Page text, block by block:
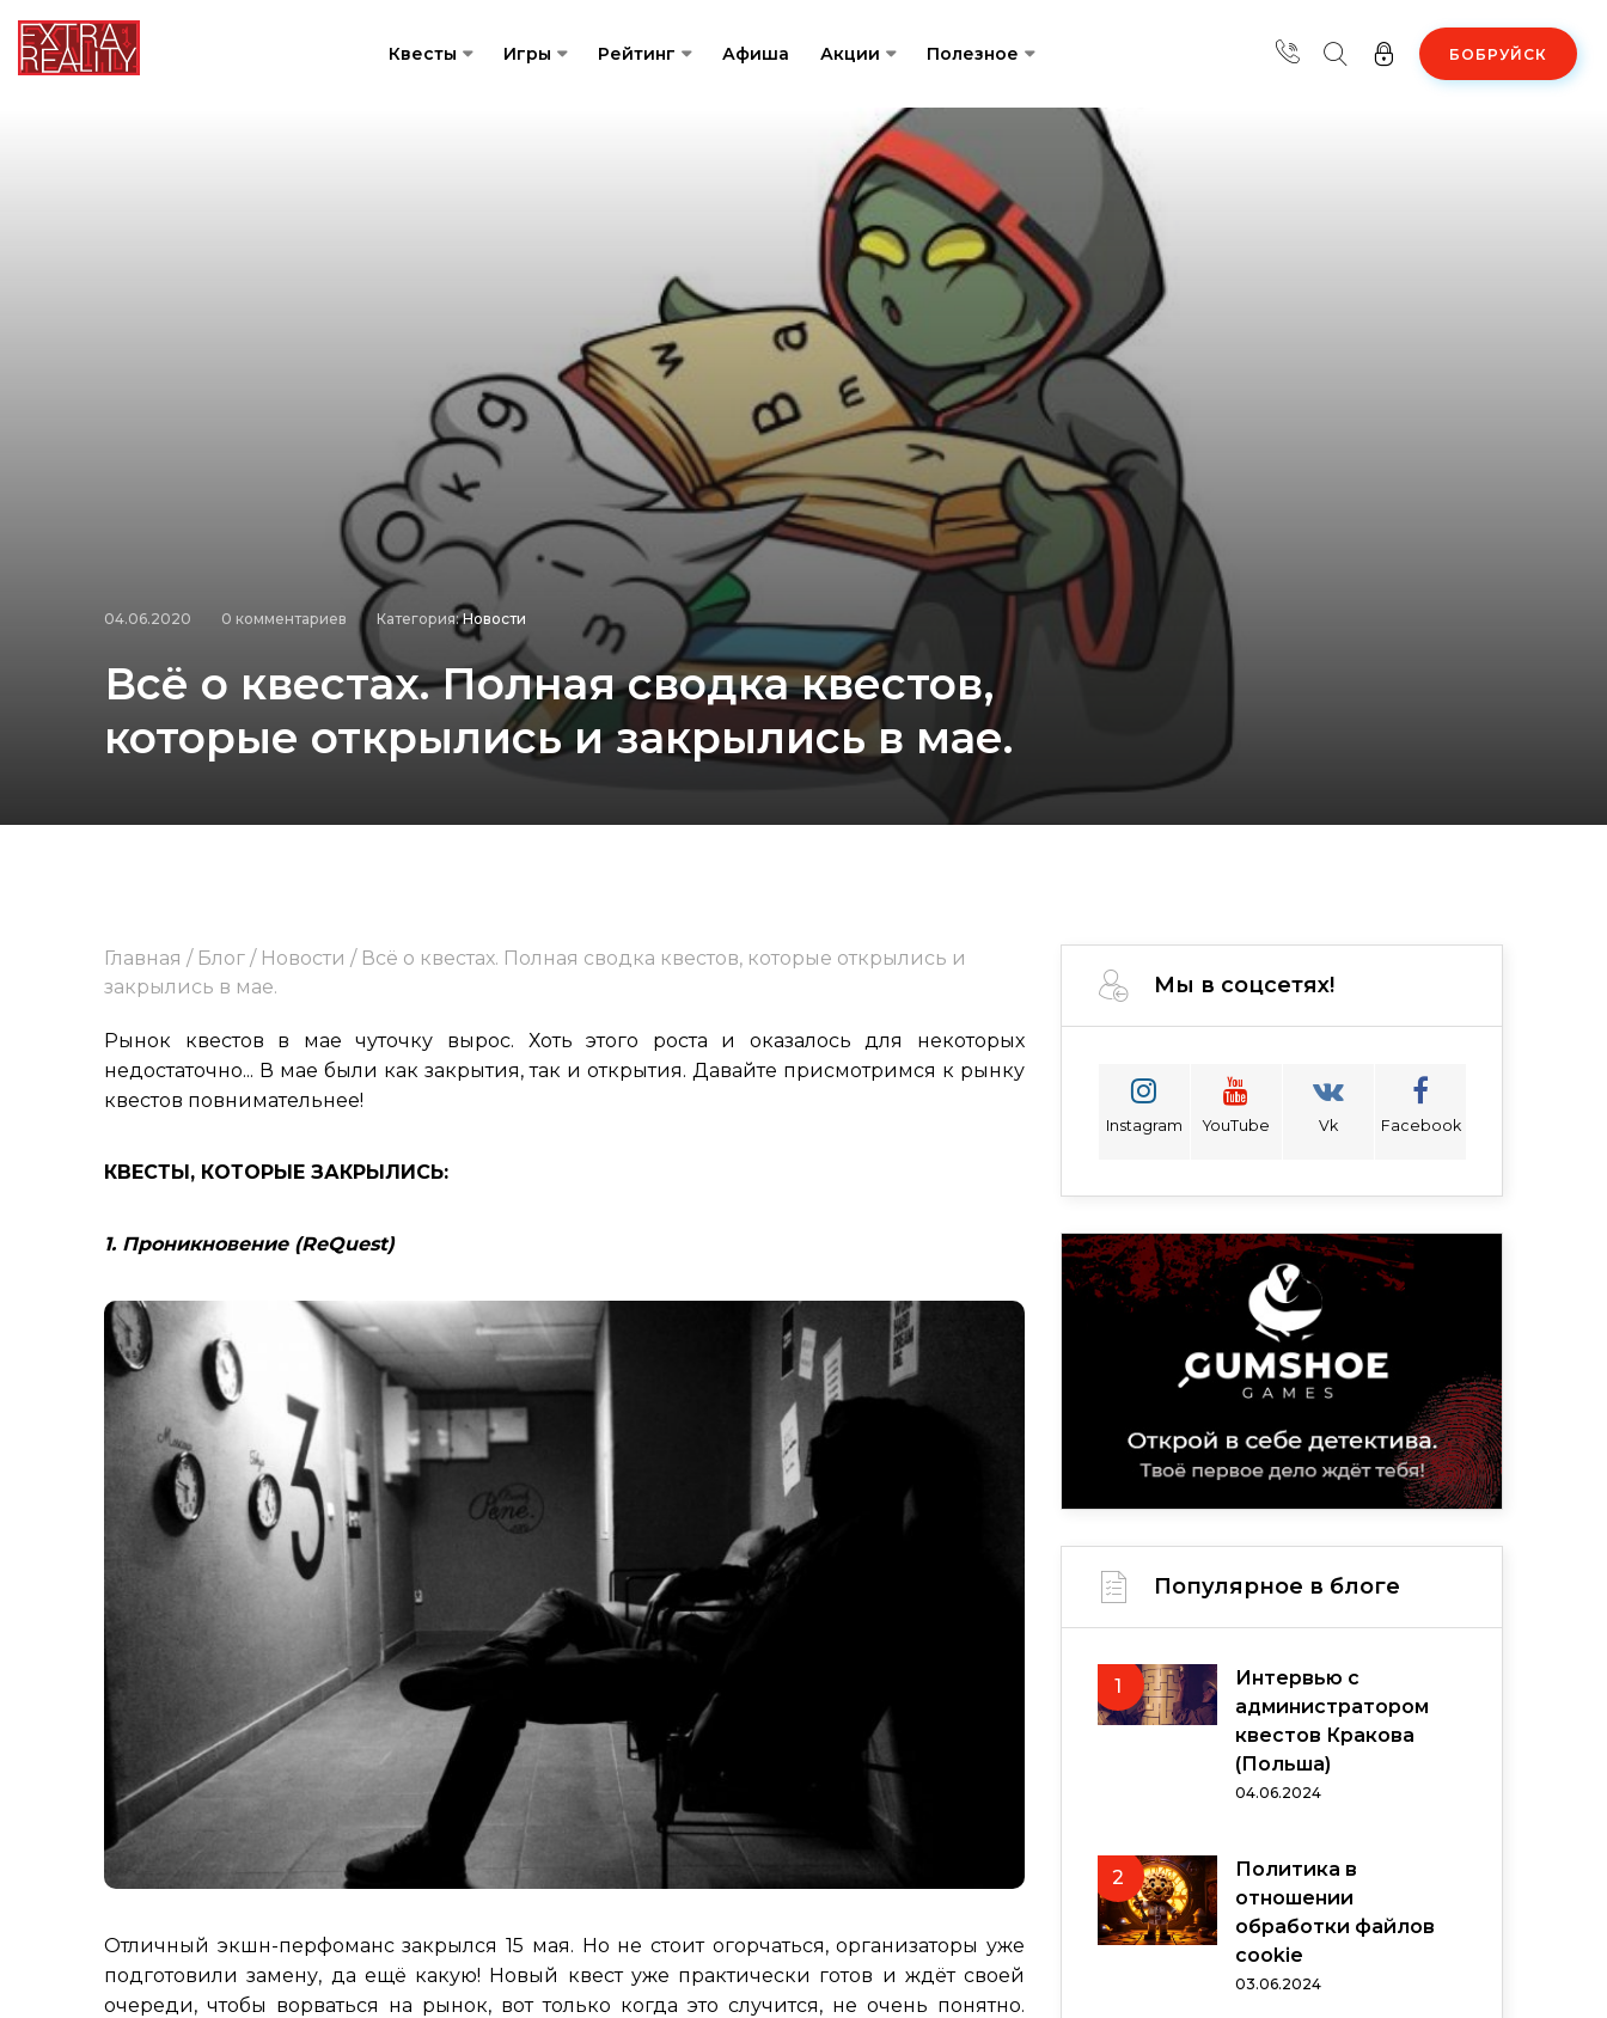
Квесты Игры Рейтинг Афиша Акции Полезное БОБРУЙСК
04.06.2020 0 комментариев Категория:Новости
Всё о квестах. Полная сводка квестов,
которые открылись и закрылись в мае.
Главная / Блог / Новости / Всё о квестах. Полная сводка квестов, которые открылись и
закрылись в мае.
Рынок квестов в мае чуточку вырос. Хоть этого роста и оказалось для некоторых
недостаточно... В мае были как закрытия, так и открытия. Давайте присмотримся к рынку
квестов повнимательнее!
КВЕСТЫ, КОТОРЫЕ ЗАКРЫЛИСЬ:
1. Проникновение (ReQuest)
Отличный экшн-перфоманс закрылся 15 мая. Но не стоит огорчаться, организаторы уже
подготовили замену, да ещё какую! Новый квест уже практически готов и ждёт своей
очереди, чтобы ворваться на рынок, вот только когда это случится, не очень понятно.
Мы в соцсетях!
Instagram YouTube Vk Facebook
Популярное в блоге
1
Интервью с
администратором
квестов Кракова
(Польша)
04.06.2024
2
Политика в
отношении
обработки файлов
cookie
03.06.2024